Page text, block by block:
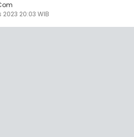
2023 20:03 WIB